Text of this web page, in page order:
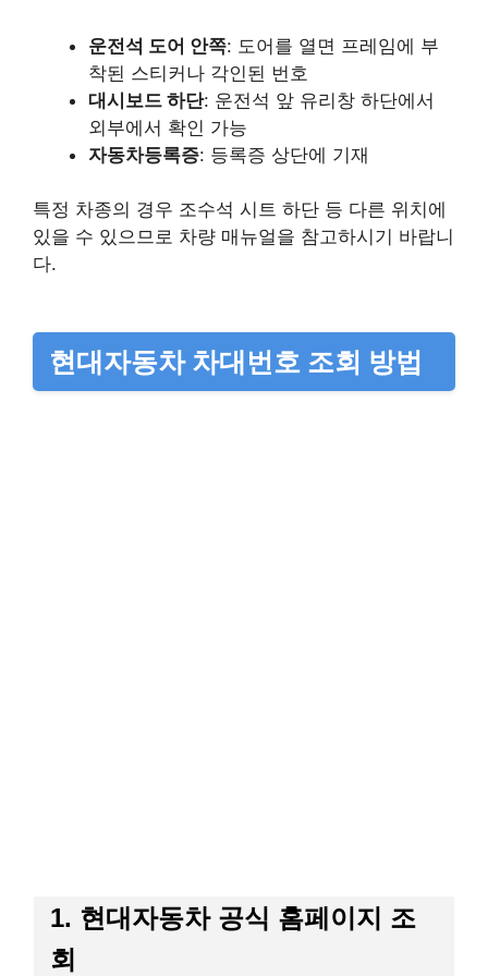
운전석 도어 안쪽: 도어를 열면 프레임에 부
착된 스티커나 각인된 번호
대시보드 하단: 운전석 앞 유리창 하단에서
외부에서 확인 가능
자동차등록증: 등록증 상단에 기재​
특정 차종의 경우 조수석 시트 하단 등 다른 위치에
있을 수 있으므로 차량 매뉴얼을 참고하시기 바랍니
다.
현대자동차 차대번호 조회 방법
1. 현대자동차 공식 홈페이지 조
회